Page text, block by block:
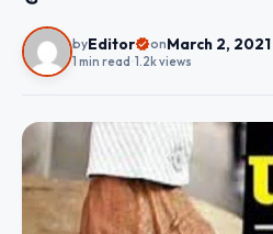
byEditor onMarch 2, 2021
1 min read 1.2k views